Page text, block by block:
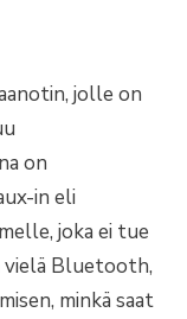
jolle on
on
in eli
joka ei tue
Bluetooth,
minkä saat